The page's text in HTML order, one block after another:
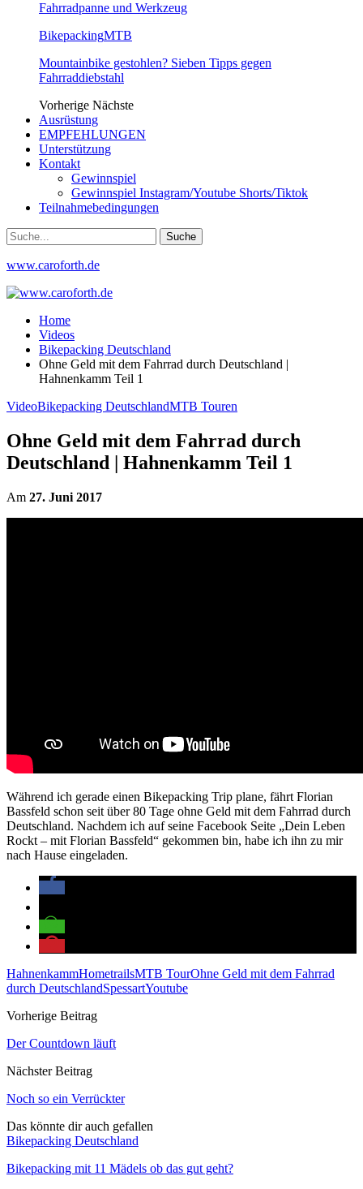
Fahrradpanne und Werkzeug
BikepackingMTB
Mountainbike gestohlen? Sieben Tipps gegen
Fahrraddiebstahl
Vorherige Nächste
Ausrüstung
EMPFEHLUNGEN
Unterstützung
Kontakt
Gewinnspiel
Gewinnspiel Instagram/Youtube Shorts/Tiktok
Teilnahmebedingungen
www.caroforth.de
Home
Videos
Bikepacking Deutschland
Ohne Geld mit dem Fahrrad durch Deutschland |
Hahnenkamm Teil 1
VideoBikepacking DeutschlandMTB Touren
Ohne Geld mit dem Fahrrad durch
Deutschland | Hahnenkamm Teil 1
Am 27. Juni 2017
Während ich gerade einen Bikepacking Trip plane, fährt Florian
Bassfeld schon seit über 80 Tage ohne Geld mit dem Fahrrad durch
Deutschland. Nachdem ich auf seine Facebook Seite „Dein Leben
Rockt – mit Florian Bassfeld“ gekommen bin, habe ich ihn zu mir
nach Hause eingeladen.
HahnenkammHometrailsMTB TourOhne Geld mit dem Fahrrad
durch DeutschlandSpessartYoutube
Vorherige Beitrag
Der Countdown läuft
Nächster Beitrag
Noch so ein Verrückter
Das könnte dir auch gefallen
Bikepacking Deutschland
Bikepacking mit 11 Mädels ob das gut geht?